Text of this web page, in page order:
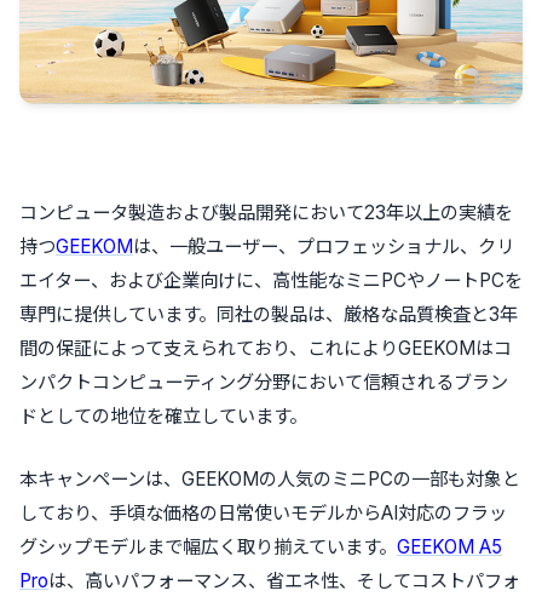
コンピュータ製造および製品開発において23年以上の実績を
持つGEEKOM は、一般ユーザー、プロフェッショナル、クリ
エイター、および企業向けに、高性能なミニPCやノートPCを
専門に提供しています。同社の製品は、厳格な品質検査と3年
間の保証によって支えられており、これによりGEEKOMはコ
ンパクトコンピューティング分野において信頼されるブラン
ドとしての地位を確立しています。
本キャンペーンは、GEEKOMの人気のミニPCの一部も対象と
しており、手頃な価格の日常使いモデルからAI対応のフラッ
グシップモデルまで幅広く取り揃えています。 GEEKOM A5
Proは、高いパフォーマンス、省エネ性、そしてコストパフォ